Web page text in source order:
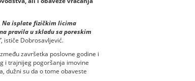
Na isplate fizičkim licima
pravila u skladu sa poreskim
, ističe Dobrosavljević.
završetka poslovne godine i
i trajnijeg pogoršanja imovine
dužni su da o tome obaveste